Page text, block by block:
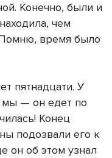
Конечно, были и
чем
время было
пятнадцати. У
мы — он едет по
Конец
подозвали его к
он об этом узнал